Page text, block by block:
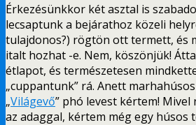
Érkezésünkkor két asztal is
lecsaptunk a bejárathoz közeli
tulajdonos?) rögtön ott termett, és
italt hozhat -e. Nem, köszönjük!
étlapot, és természetesen
„cuppantunk” rá. Anett
„Világevő” phó levest kértem!
az adaggal, kértem még egy húsos